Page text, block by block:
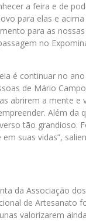
a feira e de
para elas e
para as
no
é continuar no
de Mário
abrirem a mente
Além
tão grandioso.
suas vidas”,
da Associação
de
valorizarem